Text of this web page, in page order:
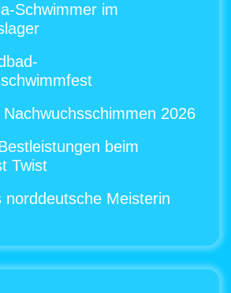
Schwimmer im
2026
beim
Twist
norddeutsche Meisterin